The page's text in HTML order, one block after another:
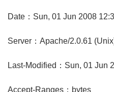
Date：Sun, 01 Jun 2008
Server：Apache/2.0.61
Last-Modified：Sun, 01 Jun
Accept-Ranges：bytes